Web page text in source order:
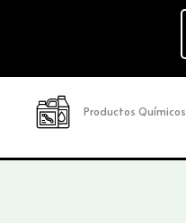
Productos Químicos